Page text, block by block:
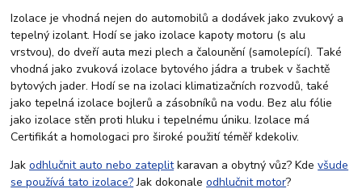
Izolace je vhodná nejen do automobilů a dodávek jako zvukový a
tepelný izolant. Hodí se jako izolace kapoty motoru (s alu
vrstvou), do dveří auta mezi plech a čalounění (samolepící). Také
vhodná jako zvuková izolace bytového jádra a trubek v šachtě
bytových jader. Hodí se na izolaci klimatizačních rozvodů, také
jako tepelná izolace bojlerů a zásobníků na vodu. Bez alu fólie
jako izolace stěn proti hluku i tepelnému úniku. Izolace má
Certifikát a homologaci pro široké použití téměř kdekoliv.
Jakodhlučnit auto nebo zateplitkaravan a obytný vůz? Kdevšude
se používá tato izolace?Jak dokonaleodhlučnit motor?